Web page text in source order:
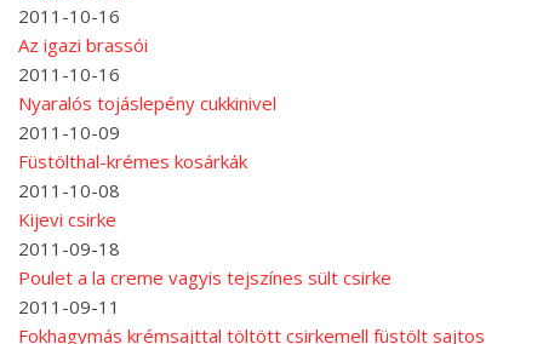
2011-10-16
Az igazi brassói
2011-10-16
Nyaralós tojáslepény cukkinivel
2011-10-09
Füstölthal-krémes kosárkák
2011-10-08
Kijevi csirke
2011-09-18
Poulet a la creme vagyis tejszínes sült csirke
2011-09-11
Fokhagymás krémsajttal töltött csirkemell füstölt sajtos